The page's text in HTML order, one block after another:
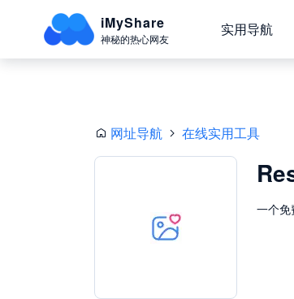
iMyShare
神秘的热心网友
实用导航
网址导航 在线实用工具
一个免